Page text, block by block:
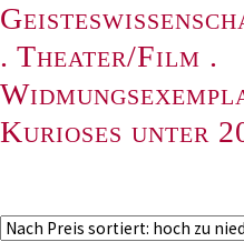
. Theater/Film .
Kurioses unter